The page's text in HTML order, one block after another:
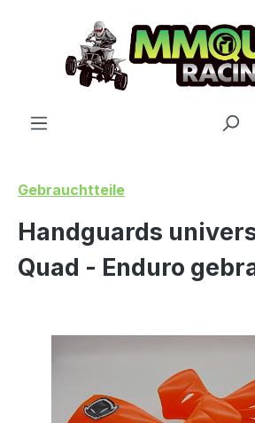
Skip to main content
Gebrauchtteile
Handguards
Quad - Enduro